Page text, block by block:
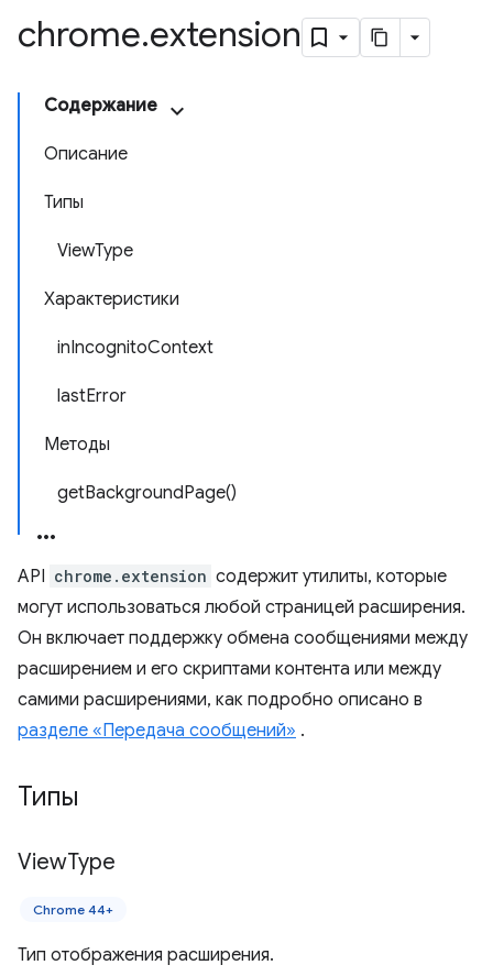
chrome.extension
Содержание
Описание
Типы
ViewType
Характеристики
inIncognitoContext
lastError
Методы
getBackgroundPage()
API chrome.extension содержит утилиты, которые
могут использоваться любой страницей расширения.
Он включает поддержку обмена сообщениями между
расширением и его скриптами контента или между
самими расширениями, как подробно описано в
разделе «Передача сообщений» .
Типы
ViewType
Chrome 44+
Тип отображения расширения.